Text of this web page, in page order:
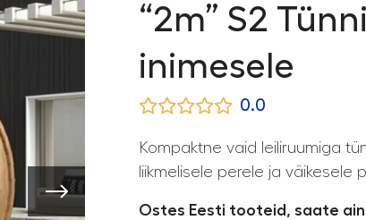
“2m” S2
inimesele
0.0
Kompaktne vaid leiliruumiga
liikmelisele perele ja väikesele
Ostes Eesti tooteid, saate